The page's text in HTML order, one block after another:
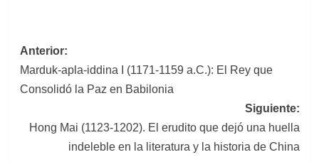
Navegación
de
Anterior:
Marduk-apla-iddina I (1171-1159 a.C.): El Rey que
Consolidó la Paz en Babilonia
Siguiente:
Hong Mai (1123-1202). El erudito que dejó una huella
indeleble en la literatura y la historia de China